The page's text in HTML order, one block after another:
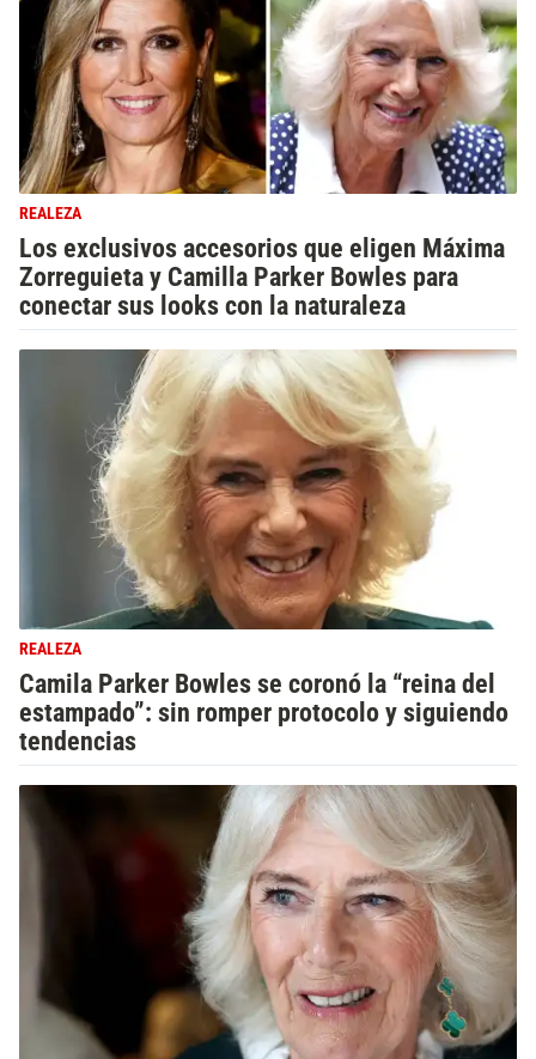
REALEZA
Los exclusivos accesorios que eligen Máxima
Zorreguieta y Camilla Parker Bowles para
conectar sus looks con la naturaleza
REALEZA
Camila Parker Bowles se coronó la “reina del
estampado”: sin romper protocolo y siguiendo
tendencias